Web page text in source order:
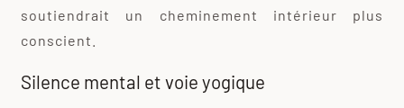
soutiendrait un cheminement intérieur plus
conscient.
Silence mental et voie yogique